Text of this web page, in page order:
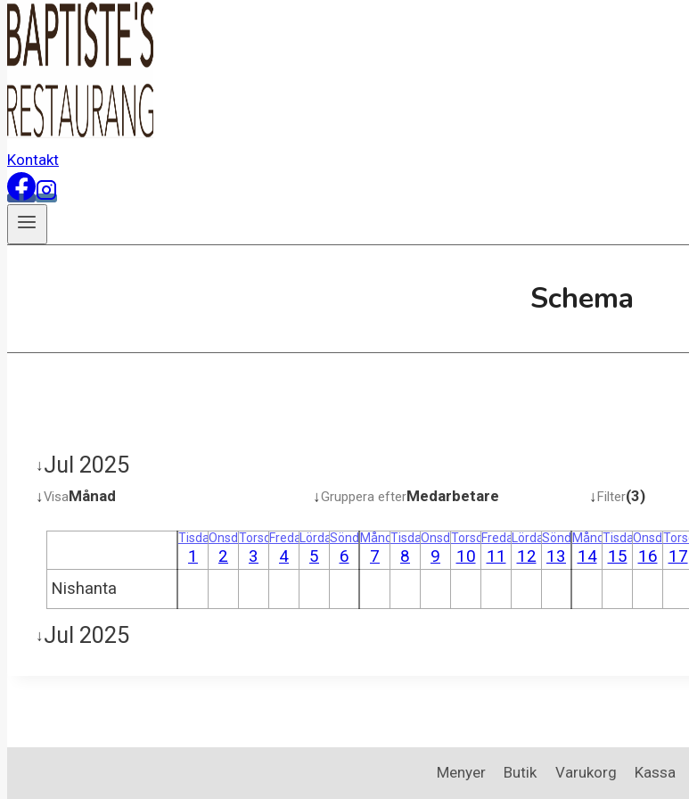
Kontakt
Schema
↓Jul 2025
↓VisaMånad ↓Gruppera efterMedarbetare ↓Filter(3)
Tisdag
1
Onsdag
2
Torsdag
3
Fredag
4
Lördag
5
Söndag
6
Måndag
7
Tisdag
8
Onsdag
9
Torsdag
10
Fredag
11
Lördag
12
Söndag
13
Måndag
14
Tisdag
15
Onsdag
16 17
Nishanta
↓Jul 2025
Menyer Butik Varukorg Kassa